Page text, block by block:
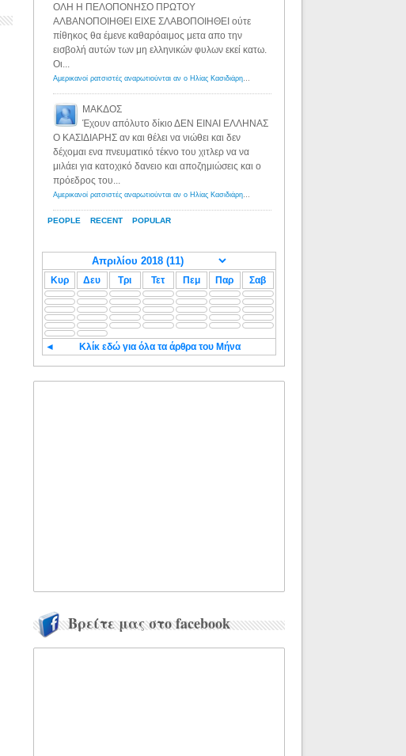
PEOPLE RECENT POPULAR
ΟΛΗ Η ΠΕΛΟΠΟΝΗΣΟ ΠΡΩΤΟΥ
ΑΛΒΑΝΟΠΟΙΗΘΕΙ ΕΙΧΕ ΣΛΑΒΟΠΟΙΗΘΕΙ ούτε
πίθηκος θα έμενε καθαρόαιμος μετα απο την
εισβολή αυτών των μη ελληνικών φυλων εκεί κατω.
Οι...
Αμερικανοί ρατσιστές αναρωτιούνται αν ο Ηλίας Κασιδιάρης ανήκει στη λευκή φυλή... - Λόγιος Ερμής
ΜΑΚΔΟΣ
Έχουν απόλυτο δίκιο ΔΕΝ ΕΙΝΑΙ ΕΛΛΗΝΑΣ
Ο ΚΑΣΙΔΙΑΡΗΣ αν και θέλει να νιώθει και δεν
δέχομαι ενα πνευματικό τέκνο του χιτλερ να να
μιλάει για κατοχικό δανειο και αποζημιώσεις και ο
πρόεδρος του...
Αμερικανοί ρατσιστές αναρωτιούνται αν ο Ηλίας Κασιδιάρης ανήκει στη λευκή φυλή... - Λόγιος Ερμής
Κυρ Δευ Τρι Τετ Πεμ Παρ Σαβ
◄ Κλίκ εδώ για όλα τα άρθρα του Μήνα
Βρείτε μας στο facebook